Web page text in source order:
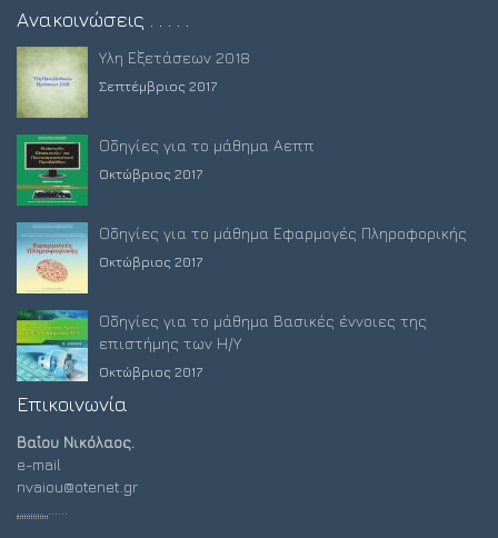
Ανακοινώσεις . . . . .
Ύλη Εξετάσεων 2018
Σεπτέμβριος 2017
Οδηγίες για το μάθημα Αεππ
Οκτώβριος 2017
Οδηγίες για το μάθημα Εφαρμογές Πληροφορικής
Οκτώβριος 2017
Οδηγίες για το μάθημα Βασικές έννοιες της
επιστήμης των Η/Υ
Οκτώβριος 2017
Επικοινωνία
Βαΐου Νικόλαος.
e-mail
nvaiou@otenet.gr